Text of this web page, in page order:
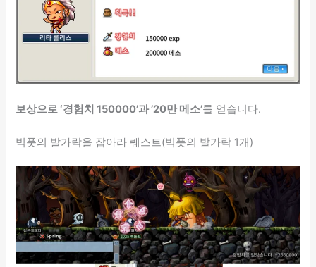
보상으로 ‘경험치 150000’과 ’20만 메소’를 얻습니다.
빅풋의 발가락을 잡아라 퀘스트(빅풋의 발가락 1개)